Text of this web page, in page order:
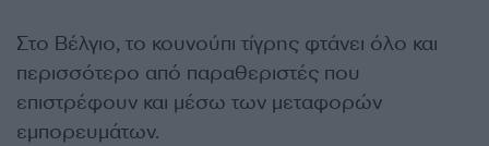
Στο Βέλγιο, το κουνούπι τίγρης φτάνει όλο και
περισσότερο από παραθεριστές που
επιστρέφουν και μέσω των μεταφορών
εμπορευμάτων.